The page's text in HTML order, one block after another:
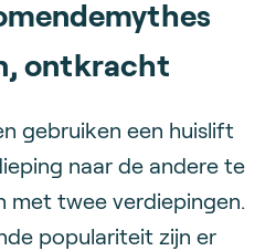
ontkracht
gebruiken een huislift
naar de andere te
met twee verdiepingen.
populariteit zijn er